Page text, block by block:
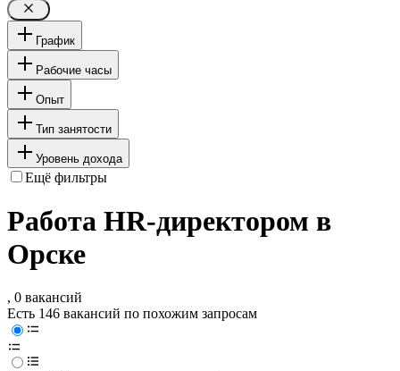
График
Рабочие часы
Опыт
Тип занятости
Уровень дохода
Ещё фильтры
Работа HR-директором в
Орске
, 0 вакансий
Есть 146 вакансий по похожим запросам